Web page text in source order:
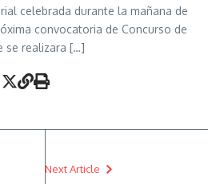
celebrada durante la mañana de
convocatoria de Concurso de
se realizara […]
Next Article